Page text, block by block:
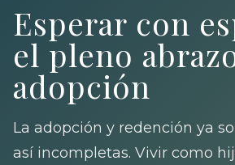
Esperar con
el pleno
adopción
La adopción y redención ya
así incompletas. Vivir como